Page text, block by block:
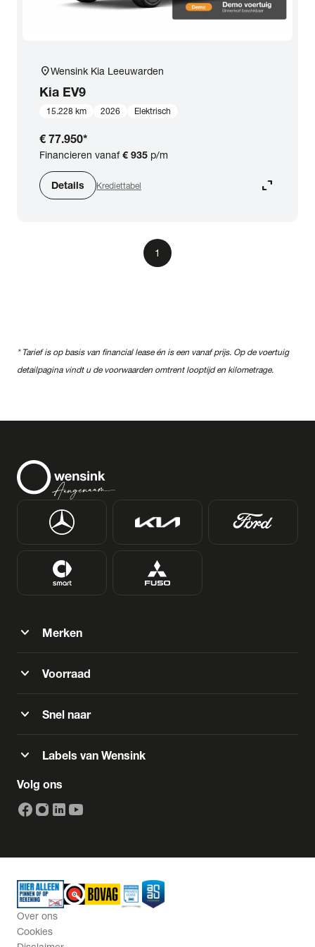
location_onWensink Kia Leeuwarden
Kia EV9
15.228 km 2026 Elektrisch
€ 77.950*
Financieren vanaf€ 935 p/m
Details Krediettabel expand_content
1
* Tarief is op basis van financial lease én is een vanaf prijs. Op de voertuig
detailpagina vindt u de voorwaarden omtrent looptijd en kilometrage.
expand_more Merken
expand_more Voorraad
expand_more Snel naar
expand_more Labels van Wensink
Volg ons
Over ons
Cookies